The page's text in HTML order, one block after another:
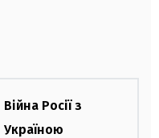
Війна Росії з
Україною